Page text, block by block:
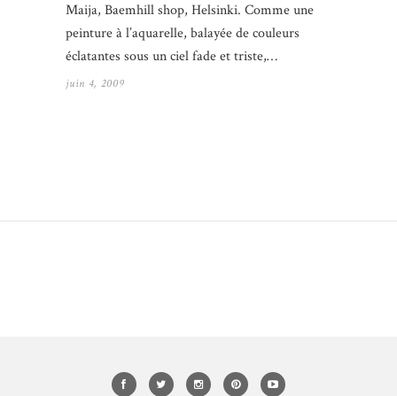
Maija, Baemhill shop, Helsinki. Comme une
peinture à l’aquarelle, balayée de couleurs
éclatantes sous un ciel fade et triste,…
juin 4, 2009